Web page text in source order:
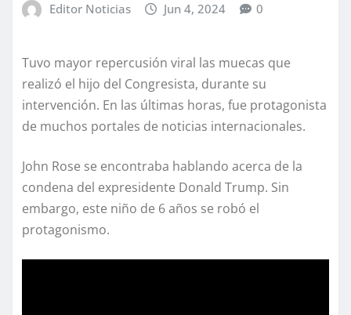
Editor Noticias Jun 4, 2024 0
Tuvo mayor repercusión viral las muecas que
realizó el hijo del Congresista, durante su
intervención. En las últimas horas, fue protagonista
de muchos portales de noticias internacionales.
John Rose se encontraba hablando acerca de la
condena del expresidente Donald Trump. Sin
embargo, este niño de 6 años se robó el
protagonismo.